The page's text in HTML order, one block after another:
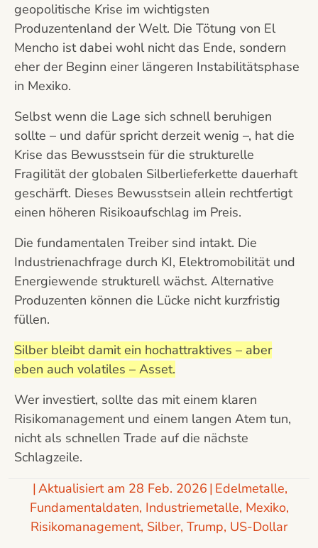
geopolitische Krise im wichtigsten
Produzentenland der Welt. Die Tötung von El
Mencho ist dabei wohl nicht das Ende, sondern
eher der Beginn einer längeren Instabilitätsphase
in Mexiko.
Selbst wenn die Lage sich schnell beruhigen
sollte – und dafür spricht derzeit wenig –, hat die
Krise das Bewusstsein für die strukturelle
Fragilität der globalen Silberlieferkette dauerhaft
geschärft. Dieses Bewusstsein allein rechtfertigt
einen höheren Risikoaufschlag im Preis.
Die fundamentalen Treiber sind intakt. Die
Industrienachfrage durch KI, Elektromobilität und
Energiewende strukturell wächst. Alternative
Produzenten können die Lücke nicht kurzfristig
füllen.
Silber bleibt damit ein hochattraktives – aber
eben auch volatiles – Asset.
Wer investiert, sollte das mit einem klaren
Risikomanagement und einem langen Atem tun,
nicht als schnellen Trade auf die nächste
Schlagzeile.
|Aktualisiert am 28 Feb. 2026 | Edelmetalle,
Fundamentaldaten, Industriemetalle, Mexiko,
Risikomanagement, Silber, Trump, US-Dollar